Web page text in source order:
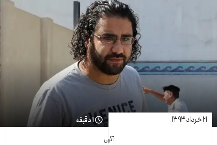
۲۱ خرداد ۱۳۹۳ ۱ دقیقه
آگهی